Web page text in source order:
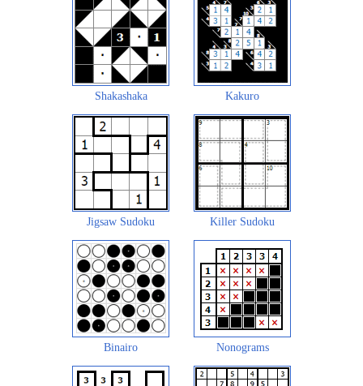
Shakashaka Kakuro
Jigsaw Sudoku Killer Sudoku
Binairo Nonograms